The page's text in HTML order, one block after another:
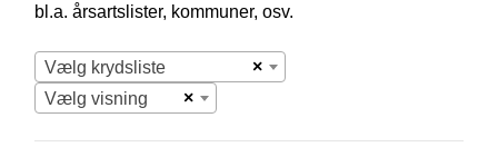
bl.a. årsartslister, kommuner, osv.
×
Vælg krydsliste
×
Vælg visning